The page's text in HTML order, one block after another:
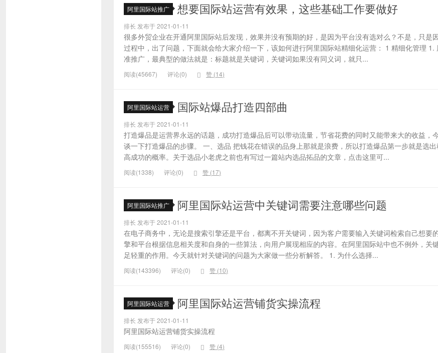
阿里国际站推广 想要国际站运营有效果，这些基础工作要做好
排长 发布于 2021-01-11
很多外贸企业在开通阿里国际站后发现，效果并没有预期的好，是因为平台没有选对么？不是，只是
过程中，出了问题，下面就会给大家介绍一下，该如何进行阿里国际站精细化运营： 1 精细化管理 1.
准推广，最典型的做法就是：标题就是关键词，关键词如果没有同义词，就只...
阅读(45667) 评论(0) 赞 (14)
阿里国际站运营 国际站爆品打造四部曲
排长 发布于 2021-01-11
打造爆品是运营界永远的话题，成功打造爆品后可以带动流量，节省花费的同时又能带来大的收益，
谈一下打造爆品的步骤。 一、选品 把钱花在错误的品身上那就是浪费，所以打造爆品第一步就是选
高成功的概率。关于选品小老虎之前也有写过一篇站内选品拓品的文章，点击这里可...
阅读(1338) 评论(0) 赞 (17)
阿里国际站推广 阿里国际站运营中关键词需要注意哪些问题
排长 发布于 2021-01-11
在电子商务中，无论是搜索引擎还是平台，都离不开关键词，因为客户需要输入关键词检索自己想要
擎和平台根据信息相关度和自身的一些算法，向用户展现相应的内容。在阿里国际站中也不例外，关
足轻重的作用。今天就针对关键词的问题为大家做一些分析解答。 1. 为什么选择...
阅读(143396) 评论(0) 赞 (10)
阿里国际站运营 阿里国际站运营铺货实操流程
排长 发布于 2021-01-11
阿里国际站运营铺货实操流程
阅读(155516) 评论(0) 赞 (4)